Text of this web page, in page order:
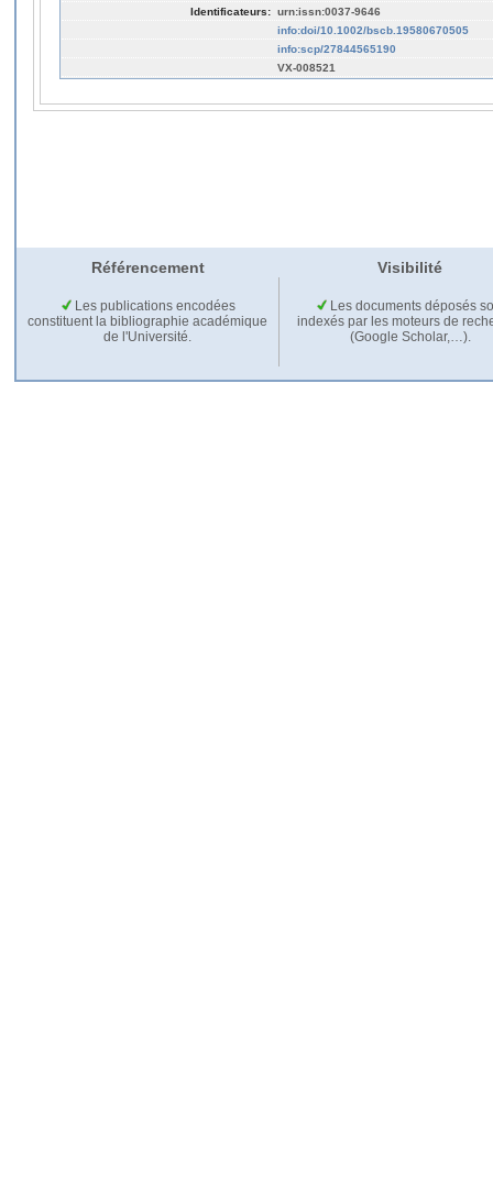
Identificateurs: urn:issn:0037-9646
info:doi/10.1002/bscb.19580670505
info:scp/27844565190
VX-008521
Référencement Visibilité
Les publications encodées
constituent la bibliographie académique
de l'Université.
Les documents déposés
indexés par les moteurs de
(Google Scholar,…).